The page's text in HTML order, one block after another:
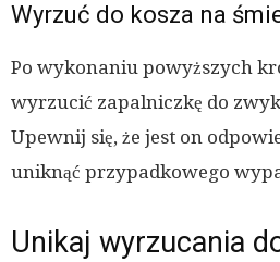
Wyrzuć do kosza na
Po wykonaniu powyższych
wyrzucić zapalniczkę do
Upewnij się, że jest on
uniknąć przypadkowego
Unikaj wyrzucania